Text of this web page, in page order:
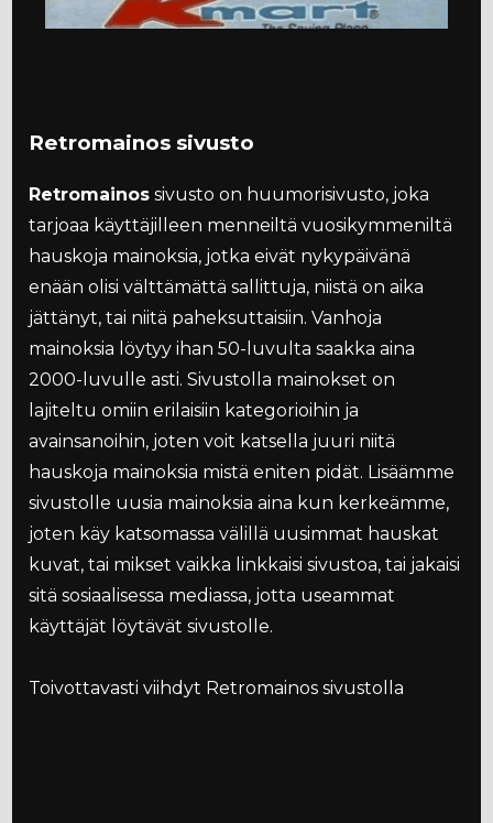
Retromainos sivusto
Retromainos sivusto on huumorisivusto, joka
tarjoaa käyttäjilleen menneiltä vuosikymmeniltä
hauskoja mainoksia, jotka eivät nykypäivänä
enään olisi välttämättä sallittuja, niistä on aika
jättänyt, tai niitä paheksuttaisiin. Vanhoja
mainoksia löytyy ihan 50-luvulta saakka aina
2000-luvulle asti. Sivustolla mainokset on
lajiteltu omiin erilaisiin kategorioihin ja
avainsanoihin, joten voit katsella juuri niitä
hauskoja mainoksia mistä eniten pidät. Lisäämme
sivustolle uusia mainoksia aina kun kerkeämme,
joten käy katsomassa välillä uusimmat hauskat
kuvat, tai mikset vaikka linkkaisi sivustoa, tai jakaisi
sitä sosiaalisessa mediassa, jotta useammat
käyttäjät löytävät sivustolle.
Toivottavasti viihdyt Retromainos sivustolla